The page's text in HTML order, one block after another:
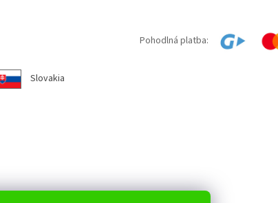
Pohodlná platba:
Slovakia